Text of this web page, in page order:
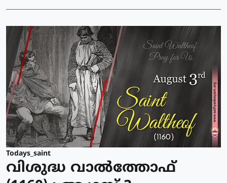
Todays_saint
വിശുദ്ധ വാല്‍ത്തോഫ്